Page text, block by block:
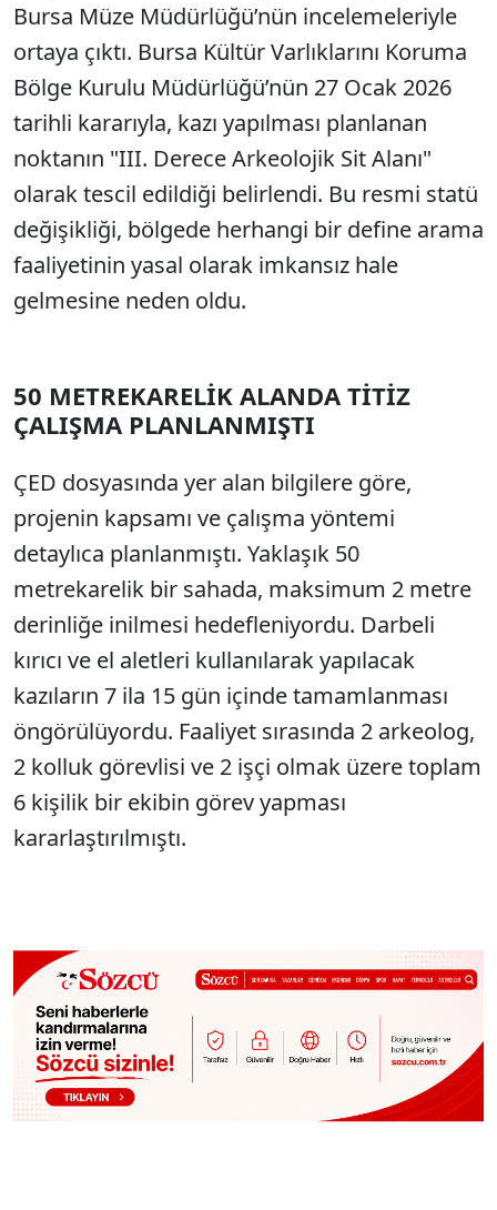
Bursa Müze Müdürlüğü’nün incelemeleriyle
ortaya çıktı. Bursa Kültür Varlıklarını Koruma
Bölge Kurulu Müdürlüğü’nün 27 Ocak 2026
tarihli kararıyla, kazı yapılması planlanan
noktanın "III. Derece Arkeolojik Sit Alanı"
olarak tescil edildiği belirlendi. Bu resmi statü
değişikliği, bölgede herhangi bir define arama
faaliyetinin yasal olarak imkansız hale
gelmesine neden oldu.
50 METREKARELİK ALANDA TİTİZ
ÇALIŞMA PLANLANMIŞTI
ÇED dosyasında yer alan bilgilere göre,
projenin kapsamı ve çalışma yöntemi
detaylıca planlanmıştı. Yaklaşık 50
metrekarelik bir sahada, maksimum 2 metre
derinliğe inilmesi hedefleniyordu. Darbeli
kırıcı ve el aletleri kullanılarak yapılacak
kazıların 7 ila 15 gün içinde tamamlanması
öngörülüyordu. Faaliyet sırasında 2 arkeolog,
2 kolluk görevlisi ve 2 işçi olmak üzere toplam
6 kişilik bir ekibin görev yapması
kararlaştırılmıştı.